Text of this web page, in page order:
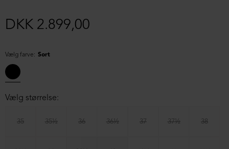
DKK 2.899,00
Vælg farve: Sort
Vælg størrelse:
35 35½ 36 36½ 37 37½ 38